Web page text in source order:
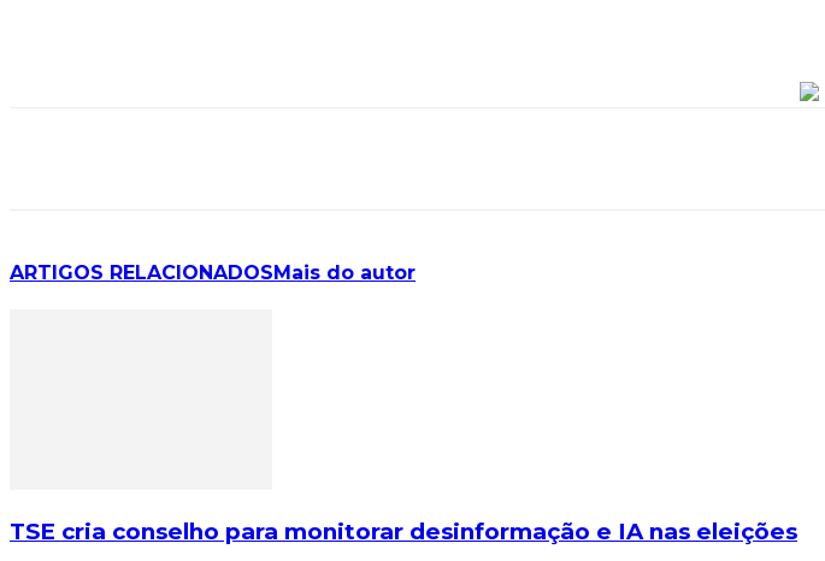
ARTIGOS RELACIONADOSMais do autor
TSE cria conselho para monitorar desinformação e IA nas eleições